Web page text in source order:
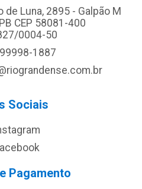
de Luna, 2895 - Galpão M
CEP 58081-400
0004-50
1887
Sociais
Pagamento